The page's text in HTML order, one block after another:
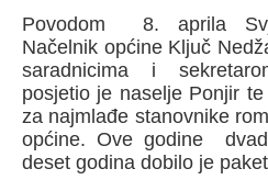
Povodom 8. aprila
Načelnik općine Ključ
saradnicima i
posjetio je naselje Ponjir
za najmlađe stanovnike
općine. Ove godine
deset godina dobilo je